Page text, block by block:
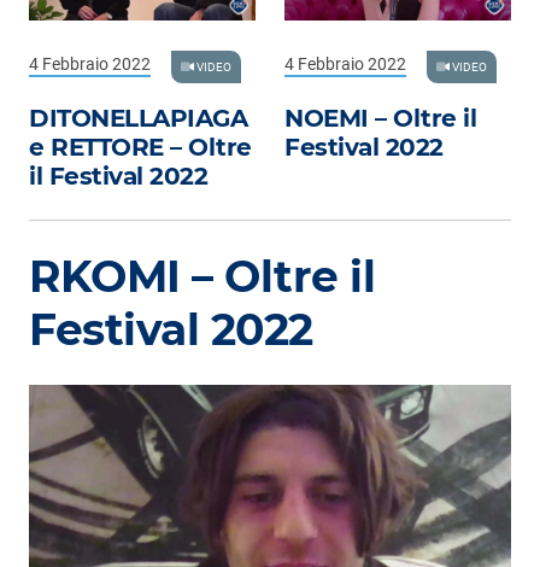
DITONELLAPIAGA
e RETTORE – Oltre
il Festival 2022
4 Febbraio 2022 VIDEO
NOEMI – Oltre il
Festival 2022
4 Febbraio 2022 VIDEO
RKOMI – Oltre il
Festival 2022